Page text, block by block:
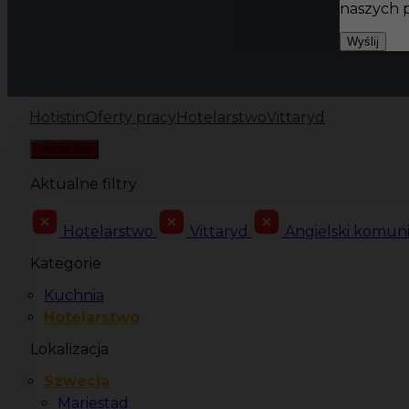
HotistinOferty pracy HotelarstwoVittaryd
Pokaż filtr
Aktualne filtry
Hotelarstwo Vittaryd
Angielski
Kategorie
Kuchnia
Hotelarstwo
Lokalizacja
Szwecja
Mariestad
naszych
Wyślij